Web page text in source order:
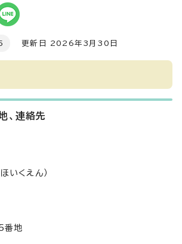
更新日 2026年3月30日
、連絡先
いくえん）
番地